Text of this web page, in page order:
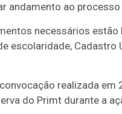
andamento ao
necessários estão
escolaridade,
realizada
do Primt durante a